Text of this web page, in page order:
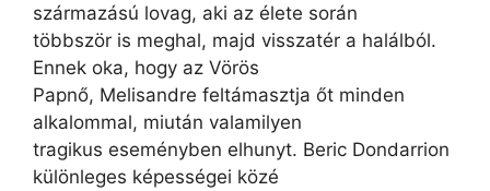
származású lovag, aki az élete során
többször is meghal, majd visszatér a halálból.
Ennek oka, hogy az Vörös
Papnő, Melisandre feltámasztja őt minden
alkalommal, miután valamilyen
tragikus eseményben elhunyt. Beric Dondarrion
különleges képességei közé